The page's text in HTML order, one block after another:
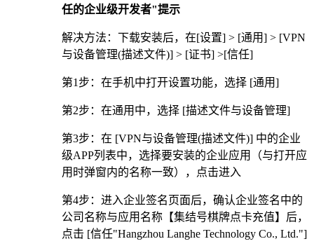
任的企业级开发者"提示
解决方法：下载安装后，在[设置] > [通用] > [VPN
与设备管理(描述文件)] > [证书] >[信任]
第1步：在手机中打开设置功能，选择 [通用]
第2步：在通用中，选择 [描述文件与设备管理]
第3步：在 [VPN与设备管理(描述文件)] 中的企业
级APP列表中，选择要安装的企业应用（与打开应
用时弹窗内的名称一致），点击进入
第4步：进入企业签名页面后，确认企业签名中的
公司名称与应用名称【集结号棋牌点卡充值】后，
点击 [信任"Hangzhou Langhe Technology Co., Ltd."]